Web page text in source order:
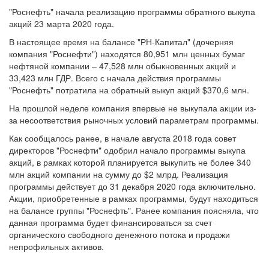
"Роснефть" начала реализацию программы обратного выкупа
акций 23 марта 2020 года.
В настоящее время на балансе "РН-Капитал" (дочерняя
компания "Роснефти") находятся 80,951 млн ценных бумаг
нефтяной компании – 47,528 млн обыкновенных акций и
33,423 млн ГДР. Всего с начала действия программы
"Роснефть" потратила на обратный выкуп акций $370,6 млн.
На прошлой неделе компания впервые не выкупала акции из-
за несоответствия рыночных условий параметрам программы.
Как сообщалось ранее, в начале августа 2018 года совет
директоров "Роснефти" одобрил начало программы выкупа
акций, в рамках которой планируется выкупить не более 340
млн акций компании на сумму до $2 млрд. Реализация
программы действует до 31 декабря 2020 года включительно.
Акции, приобретенные в рамках программы, будут находиться
на балансе группы "Роснефть". Ранее компания поясняла, что
данная программа будет финансироваться за счет
органического свободного денежного потока и продажи
непрофильных активов.